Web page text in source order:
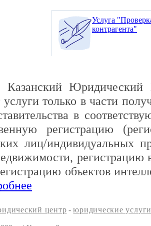
Услуга
контрагента"
Казанский Юридический
услуги только в части
в
регистрацию
лиц/индивидуальных
регистрацию
объектов
центр -юридические